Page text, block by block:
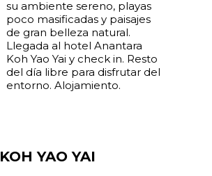
su ambiente sereno, playas
poco masificadas y paisajes
de gran belleza natural.
Llegada al hotel Anantara
Koh Yao Yai y check in. Resto
del día libre para disfrutar del
entorno. Alojamiento.
KOH YAO YAI